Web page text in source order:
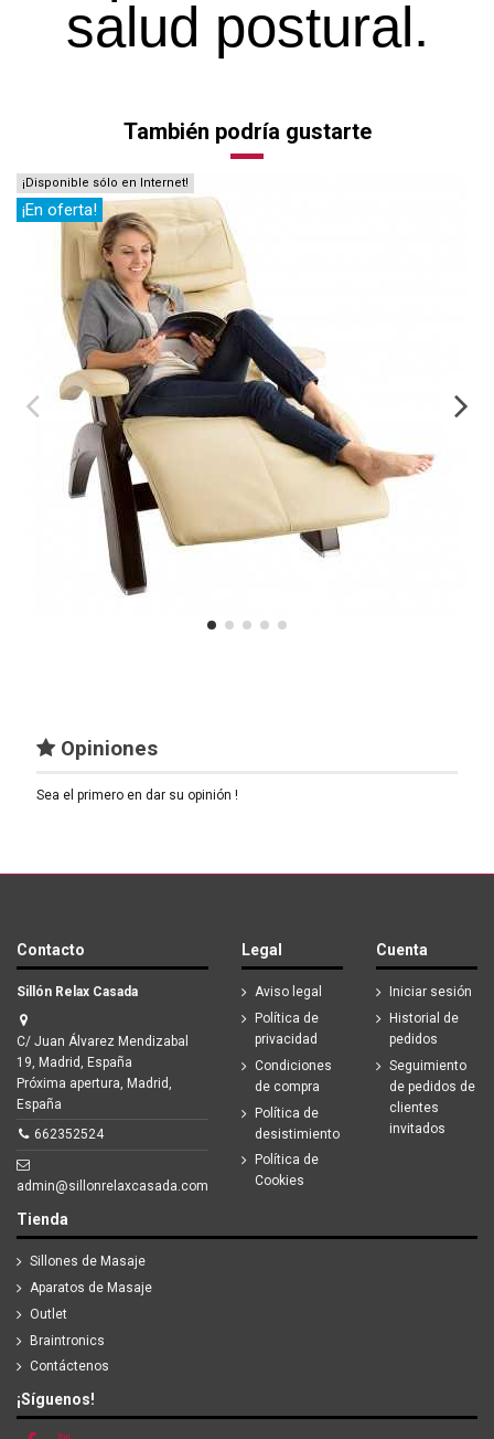
salud postural.
También podría gustarte
¡Disponible sólo en Internet!
¡En oferta!
Sillón ZERO GRAVITY PC610
4.490,00 €
Opiniones
Sea el primero en dar su opinión !
Contacto
Sillón Relax Casada
C/ Juan Álvarez Mendizabal
19, Madrid, España
Próxima apertura, Madrid,
España
662352524
admin@sillonrelaxcasada.com
Legal
Aviso legal
Política de
privacidad
Condiciones
de compra
Política de
desistimiento
Política de
Cookies
Cuenta
Iniciar sesión
Historial de
pedidos
Seguimiento
de pedidos de
clientes
invitados
Tienda
Sillones de Masaje
Aparatos de Masaje
Outlet
Braintronics
Contáctenos
¡Síguenos!